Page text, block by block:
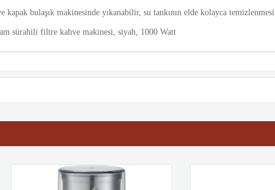
bulaşık makinesinde yıkanabilir, su tankının elde kolayca temizlenmesi
sürahili filtre kahve makinesi, siyah, 1000 Watt